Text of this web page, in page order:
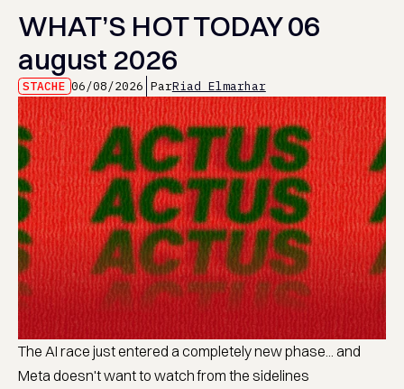
WHAT’S HOT TODAY 06
august 2026
STACHE 06/08/2026 ParRiad Elmarhar
The AI race just entered a completely new phase... and
Meta doesn't want to watch from the sidelines